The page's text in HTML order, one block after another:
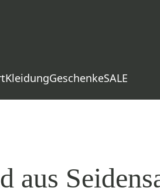
KleidungGeschenkeSALE
aus